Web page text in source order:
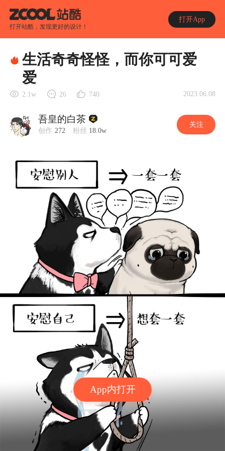
打开站酷，发现更好的设计！
打开App
App内打开
生活奇奇怪怪，而你可可爱
爱
2.1w 26 740 2023.06.08
吾皇的白茶
创作 272 粉丝 18.0w
关注